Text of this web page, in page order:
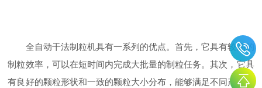
全自动干法制粒机具有一系列的优点。首先，它具有较高的
制粒效率，可以在短时间内完成大批量的制粒任务。其次，它具
有良好的颗粒形状和一致的颗粒大小分布，能够满足不同产品的